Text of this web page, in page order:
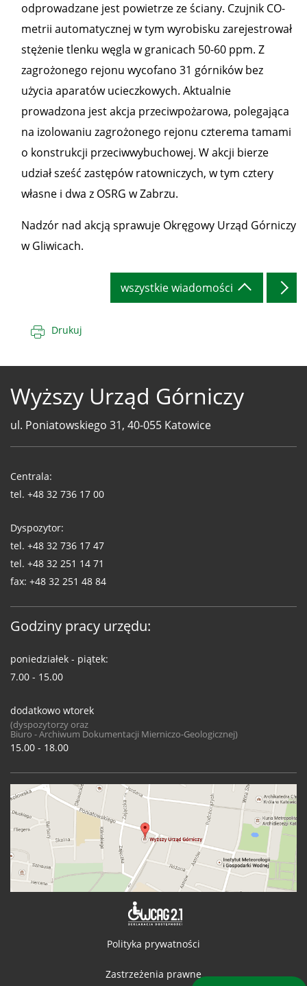
odprowadzane jest powietrze ze ściany. Czujnik CO-
metrii automatycznej w tym wyrobisku zarejestrował
stężenie tlenku węgla w granicach 50-60 ppm. Z
zagrożonego rejonu wycofano 31 górników bez
użycia aparatów ucieczkowych. Aktualnie
prowadzona jest akcja przeciwpożarowa, polegająca
na izolowaniu zagrożonego rejonu czterema tamami
o konstrukcji przeciwwybuchowej. W akcji bierze
udział sześć zastępów ratowniczych, w tym cztery
własne i dwa z OSRG w Zabrzu.
Nadzór nad akcją sprawuje Okręgowy Urząd Górniczy
w Gliwicach.
wszystkie wiadomości
Drukuj
Wyższy Urząd Górniczy
ul. Poniatowskiego 31, 40-055 Katowice
WUG
Centrala:
tel. +48 32 736 17 00
Dyspozytor:
tel. +48 32 736 17 47
tel. +48 32 251 14 71
fax: +48 32 251 48 84
Godziny pracy urzędu:
poniedziałek - piątek:
7.00 - 15.00
dodatkowo wtorek
(dyspozytorzy oraz
Biuro - Archiwum Dokumentacji Mierniczo-Geologicznej)
15.00 - 18.00
Polityka prywatności
Zastrzeżenia prawne